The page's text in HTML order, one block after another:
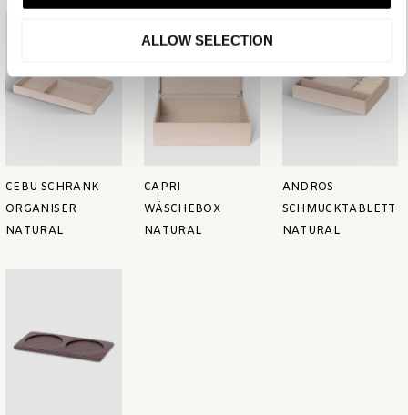
ALLOW SELECTION
CEBU SCHRANK
ORGANISER
NATURAL
CAPRI
WÄSCHEBOX
NATURAL
ANDROS
SCHMUCKTABLETT
NATURAL